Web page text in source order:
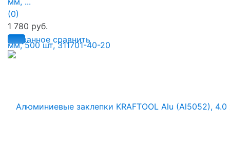
избранное сравнить
(0)
1 780 руб.